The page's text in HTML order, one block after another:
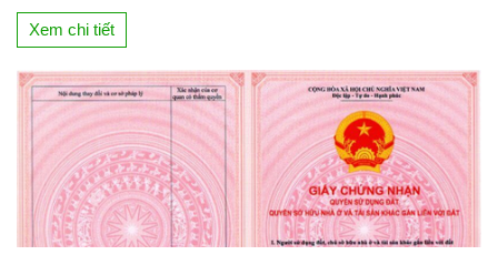
Xem chi tiết